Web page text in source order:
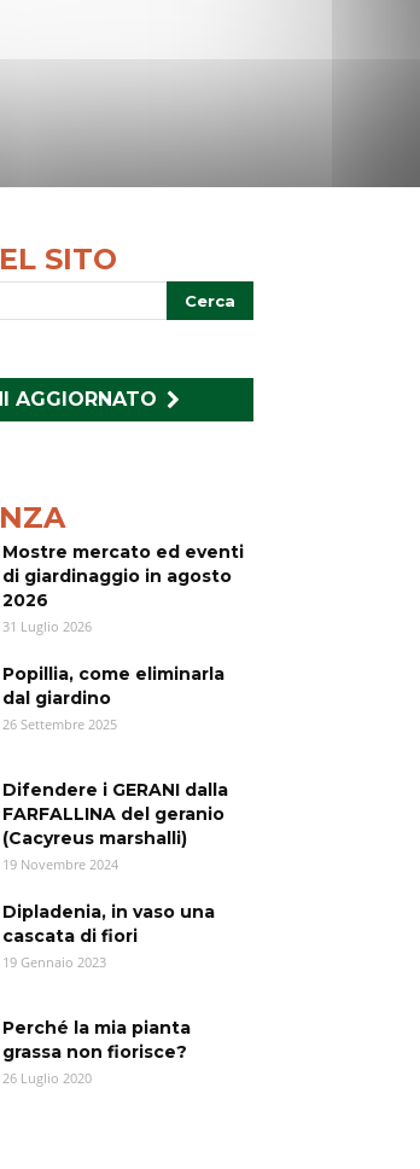
SITO
AGGIORNATO
Mostre mercato ed eventi
di giardinaggio in agosto
2026
31 Luglio 2026
Popillia, come eliminarla
dal giardino
26 Settembre 2025
Difendere i GERANI dalla
FARFALLINA del geranio
(Cacyreus marshalli)
19 Novembre 2024
Dipladenia, in vaso una
cascata di fiori
19 Gennaio 2023
Perché la mia pianta
grassa non fiorisce?
26 Luglio 2020